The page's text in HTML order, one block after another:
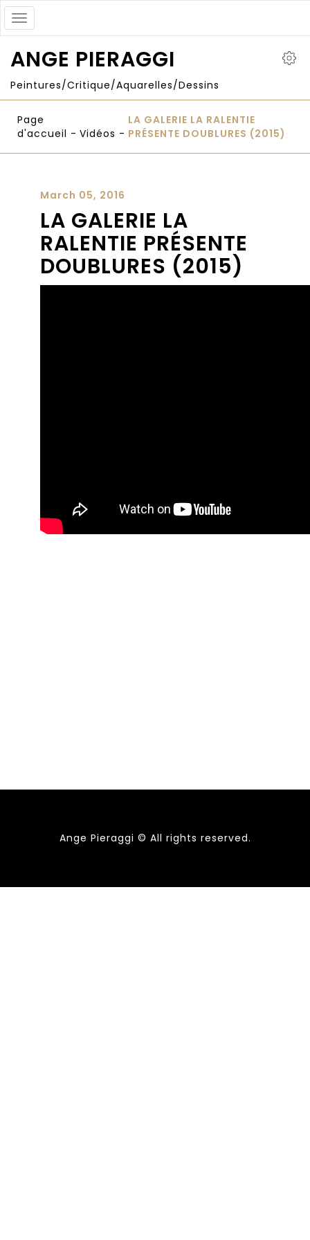
ANGE PIERAGGI
Peintures/Critique/Aquarelles/Dessins
Toggle
navigation
Page
d'accueil - Vidéos -
LA GALERIE LA RALENTIE
PRÉSENTE DOUBLURES (2015)
March 05, 2016
LA GALERIE LA
RALENTIE PRÉSENTE
DOUBLURES (2015)
Ange Pieraggi © All rights reserved.